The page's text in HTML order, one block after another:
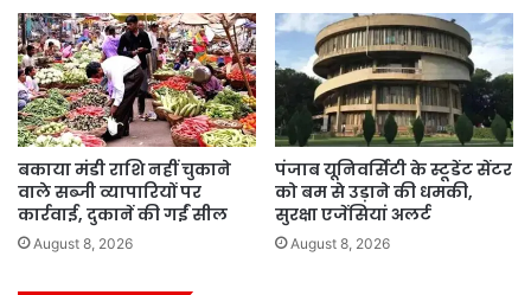
बकाया मंडी राशि नहीं चुकाने
वाले सब्जी व्यापारियों पर
कार्रवाई, दुकानें की गईं सील
August 8, 2026
पंजाब यूनिवर्सिटी के स्टूडेंट सेंटर
को बम से उड़ाने की धमकी,
सुरक्षा एजेंसियां अलर्ट
August 8, 2026